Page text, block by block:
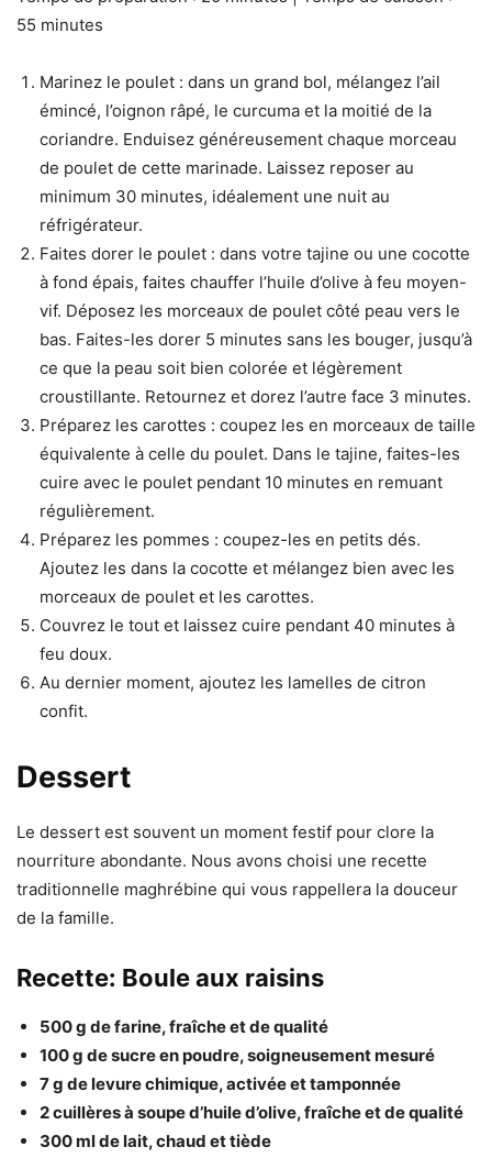
55 minutes
Marinez le poulet : dans un grand bol, mélangez l’ail
émincé, l’oignon râpé, le curcuma et la moitié de la
coriandre. Enduisez généreusement chaque morceau
de poulet de cette marinade. Laissez reposer au
minimum 30 minutes, idéalement une nuit au
réfrigérateur.
Faites dorer le poulet : dans votre tajine ou une cocotte
à fond épais, faites chauffer l’huile d’olive à feu moyen-
vif. Déposez les morceaux de poulet côté peau vers le
bas. Faites-les dorer 5 minutes sans les bouger, jusqu’à
ce que la peau soit bien colorée et légèrement
croustillante. Retournez et dorez l’autre face 3 minutes.
Préparez les carottes : coupez les en morceaux de taille
équivalente à celle du poulet. Dans le tajine, faites-les
cuire avec le poulet pendant 10 minutes en remuant
régulièrement.
Préparez les pommes : coupez-les en petits dés.
Ajoutez les dans la cocotte et mélangez bien avec les
morceaux de poulet et les carottes.
Couvrez le tout et laissez cuire pendant 40 minutes à
feu doux.
Au dernier moment, ajoutez les lamelles de citron
confit.
Dessert
Le dessert est souvent un moment festif pour clore la
nourriture abondante. Nous avons choisi une recette
traditionnelle maghrébine qui vous rappellera la douceur
de la famille.
Recette: Boule aux raisins
500 g de farine, fraîche et de qualité
100 g de sucre en poudre, soigneusement mesuré
7 g de levure chimique, activée et tamponnée
2 cuillères à soupe d’huile d’olive, fraîche et de qualité
300 ml de lait, chaud et tiède